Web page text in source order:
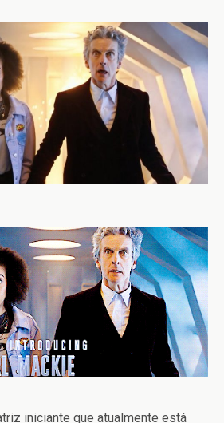
iniciante que atualmente está